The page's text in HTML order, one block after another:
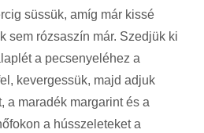
süssük, amíg már kissé
sem rózsaszín már. Szedjük ki
a pecsenyeléhez a
kevergessük, majd adjuk
a maradék margarint és a
a hússzeleteket a